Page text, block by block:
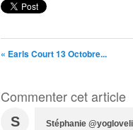
« Earls Court 13 Octobre...
Commenter cet article
S Stéphanie